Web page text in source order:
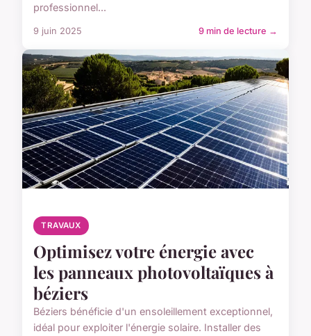
professionnel...
9 juin 2025 9 min de lecture →
TRAVAUX
Optimisez votre énergie avec
les panneaux photovoltaïques à
béziers
Béziers bénéficie d'un ensoleillement exceptionnel,
idéal pour exploiter l'énergie solaire. Installer des